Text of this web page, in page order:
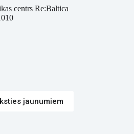
centrs Re:Baltica
jaunumiem